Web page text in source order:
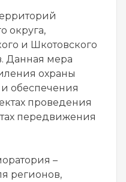
округа,
и Шкотовского
Данная мера
охраны
обеспечения
проведения
передвижения
–
регионов,